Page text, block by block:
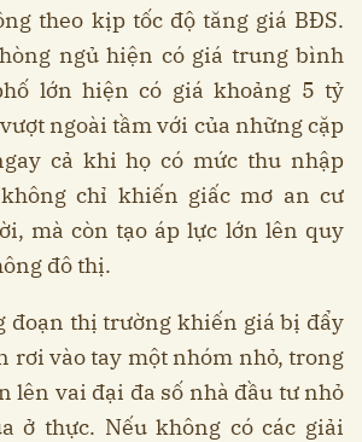
theo kịp tốc độ tăng giá BĐS.
ngủ hiện có giá trung bình
lớn hiện có giá khoảng 5 tỷ
ngoài tầm với của những cặp
cả khi họ có mức thu nhập
chỉ khiến giấc mơ an cư
mà còn tạo áp lực lớn lên quy
đô thị.
đoạn thị trường khiến giá bị đẩy
rơi vào tay một nhóm nhỏ, trong
lên vai đại đa số nhà đầu tư nhỏ
ở thực. Nếu không có các giải